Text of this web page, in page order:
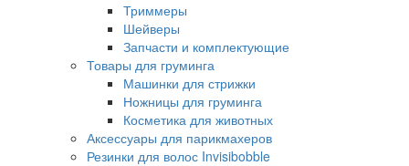
Триммеры
Шейверы
Запчасти и комплектующие
Товары для груминга
Машинки для стрижки
Ножницы для груминга
Косметика для животных
Аксессуары для парикмахеров
Резинки для волос Invisibobble